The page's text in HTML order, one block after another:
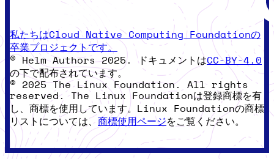
私たちはCloud Native Computing Foundationの
卒業プロジェクトです。
© Helm Authors 2025. ドキュメントはCC-BY-4.0
の下で配布されています。
© 2025 The Linux Foundation. All rights
reserved. The Linux Foundationは登録商標を有
し、商標を使用しています。Linux Foundationの商標
リストについては、 商標使用ページをご覧ください。